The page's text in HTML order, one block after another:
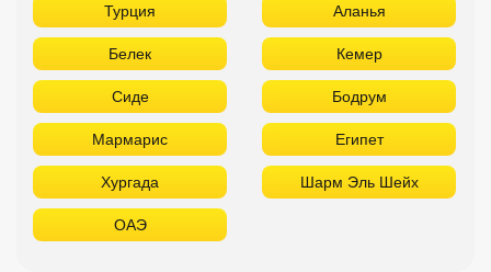
Турция Аланья
Белек Кемер
Сиде Бодрум
Мармарис Египет
Хургада Шарм Эль Шейх
ОАЭ